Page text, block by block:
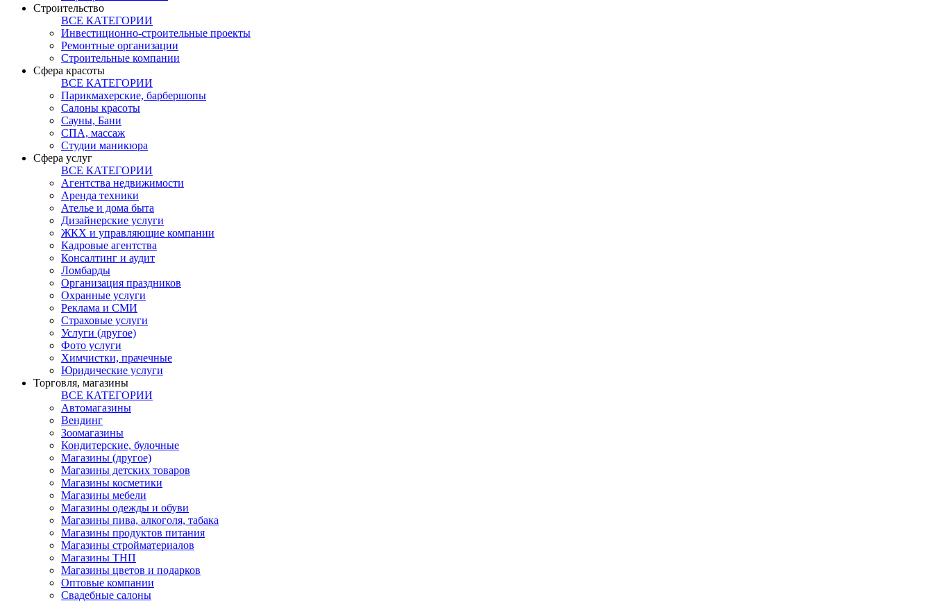
Строительство
ВСЕ КАТЕГОРИИ
Инвестиционно-строительные проекты
Ремонтные организации
Строительные компании
Сфера красоты
ВСЕ КАТЕГОРИИ
Парикмахерские, барбершопы
Салоны красоты
Сауны, Бани
СПА, массаж
Студии маникюра
Сфера услуг
ВСЕ КАТЕГОРИИ
Агентства недвижимости
Аренда техники
Ателье и дома быта
Дизайнерские услуги
ЖКХ и управляющие компании
Кадровые агентства
Консалтинг и аудит
Ломбарды
Организация праздников
Охранные услуги
Реклама и СМИ
Страховые услуги
Услуги (другое)
Фото услуги
Химчистки, прачечные
Юридические услуги
Торговля, магазины
ВСЕ КАТЕГОРИИ
Автомагазины
Вендинг
Зоомагазины
Кондитерские, булочные
Магазины (другое)
Магазины детских товаров
Магазины косметики
Магазины мебели
Магазины одежды и обуви
Магазины пива, алкоголя, табака
Магазины продуктов питания
Магазины стройматериалов
Магазины ТНП
Магазины цветов и подарков
Оптовые компании
Свадебные салоны